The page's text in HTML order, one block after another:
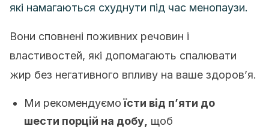
які намагаються схуднути під час менопаузи.
Вони сповнені поживних речовин і
властивостей, які допомагають спалювати
жир без негативного впливу на ваше здоров’я.
Ми рекомендуємоїсти від п’яти до
шести порцій на добу, щоб